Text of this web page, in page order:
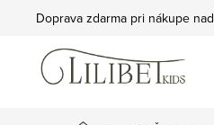
Doprava zdarma pri nákupe